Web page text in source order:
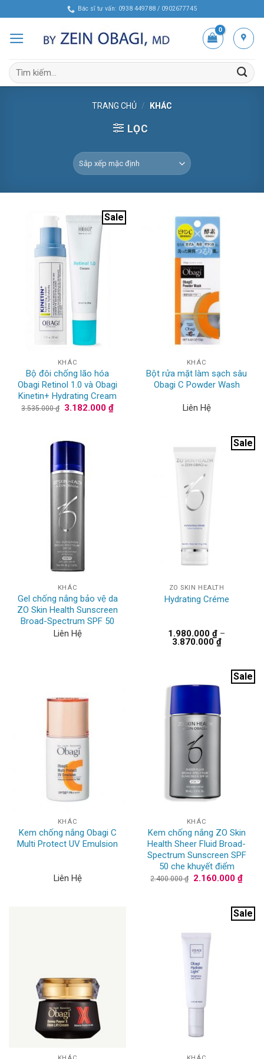
content
Bác sĩ tư vấn: 0938 449788 / 0902677745
Tìm
kiếm:
TRANG CHỦ / KHÁC
LỌC
Sale
KHÁC
Bộ đôi chống lão hóa
Obagi Retinol 1.0 và Obagi
Kinetin+ Hydrating Cream
3.535.000₫ Giá
3.182.000 ₫Giá
hiện
KHÁC
Bột rửa mặt làm sạch sâu
Obagi C Powder Wash
Liên Hệ
KHÁC
Gel chống nắng bảo vệ da
ZO Skin Health Sunscreen
Broad-Spectrum SPF 50
Liên Hệ
Sale
ZO SKIN HEALTH
Hydrating Créme
1.980.000 ₫ –
3.870.000₫Khoảng
giá:
đến
3.870.000
KHÁC
Kem chống nắng Obagi C
Multi Protect UV Emulsion
Liên Hệ
Sale
KHÁC
Kem chống nắng ZO Skin
Health Sheer Fluid Broad-
Spectrum Sunscreen SPF
50 che khuyết điểm
2.400.000₫ Giá
2.160.000 ₫Giá
hiện
Sale